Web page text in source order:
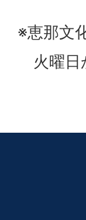
※恵那文
火曜日